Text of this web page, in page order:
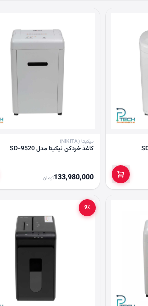
نیکیتا (NIKITA)
کاغذ خردکن نیکیتا مدل SD-9520
133,980,000تومان
9٪